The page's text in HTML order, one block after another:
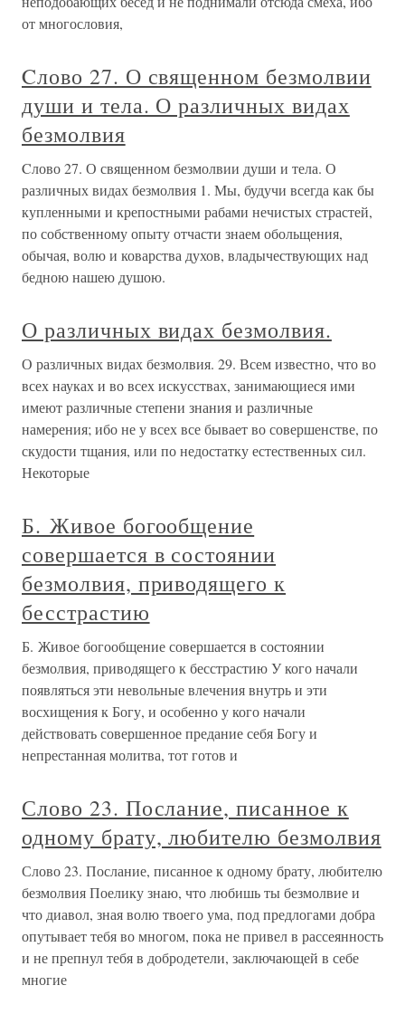
от многословия,
Cлово 27. О священном безмолвии
души и тела. О различных видах
безмолвия
Cлово 27. О священном безмолвии души и тела. О
различных видах безмолвия 1. Мы, будучи всегда как бы
купленными и крепостными рабами нечистых страстей,
по собственному опыту отчасти знаем обольщения,
обычая, волю и коварства духов, владычествующих над
бедною нашею душою.
О различных видах безмолвия.
О различных видах безмолвия. 29. Всем известно, что во
всех науках и во всех искусствах, занимающиеся ими
имеют различные степени знания и различные
намерения; ибо не у всех все бывает во совершенстве, по
скудости тщания, или по недостатку естественных сил.
Некоторые
Б. Живое богообщение
совершается в состоянии
безмолвия, приводящего к
бесстрастию
Б. Живое богообщение совершается в состоянии
безмолвия, приводящего к бесстрастию У кого начали
появляться эти невольные влечения внутрь и эти
восхищения к Богу, и особенно у кого начали
действовать совершенное предание себя Богу и
непрестанная молитва, тот готов и
Слово 23. Послание, писанное к
одному брату, любителю безмолвия
Слово 23. Послание, писанное к одному брату, любителю
безмолвия Поелику знаю, что любишь ты безмолвие и
что диавол, зная волю твоего ума, под предлогами добра
опутывает тебя во многом, пока не привел в рассеянность
и не препнул тебя в добродетели, заключающей в себе
многие